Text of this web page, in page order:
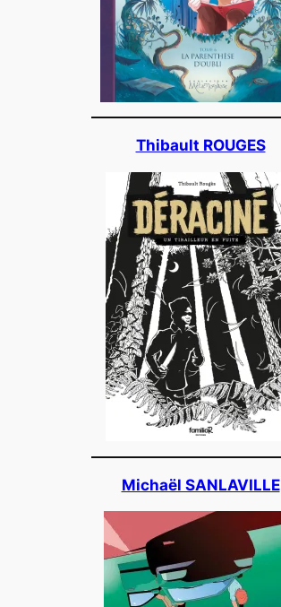
Thibault ROUGES
Michaël SANLAVILLE